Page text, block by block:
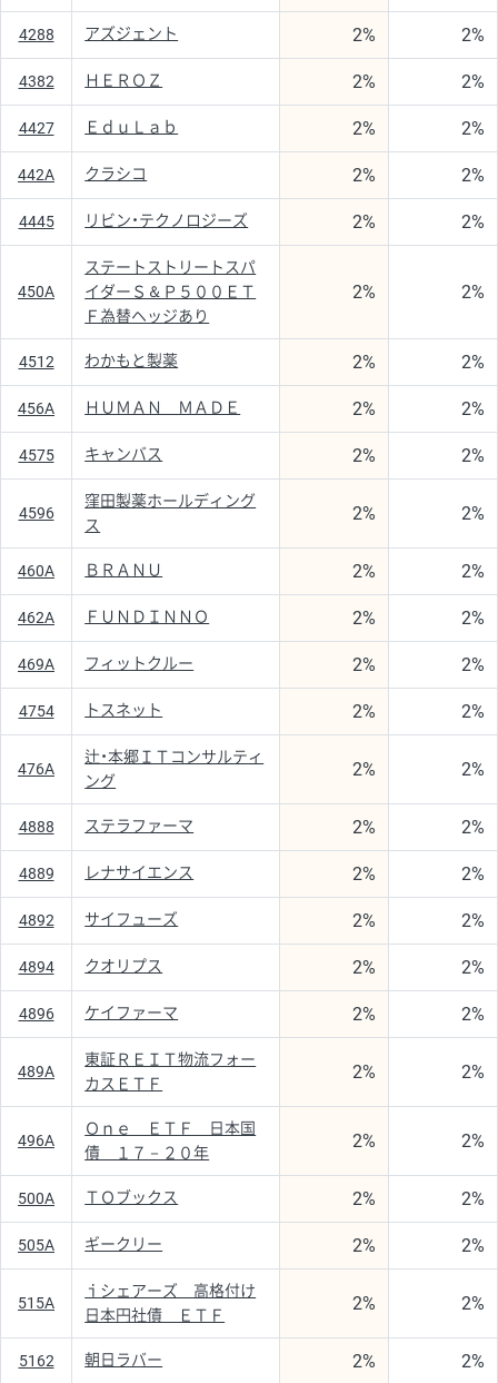
4288 アズジェント 2% 2%
4382 ＨＥＲＯＺ 2% 2%
4427 ＥｄｕＬａｂ 2% 2%
442A クラシコ 2% 2%
4445 リビン・テクノロジーズ 2% 2%
450A
ステートストリートスパ
イダーＳ＆Ｐ５００ＥＴ
Ｆ為替ヘッジあり
2% 2%
4512 わかもと製薬 2% 2%
456A ＨＵＭＡＮ ＭＡＤＥ 2% 2%
4575 キャンバス 2% 2%
4596
窪田製薬ホールディング
ス
2% 2%
460A ＢＲＡＮＵ 2% 2%
462A ＦＵＮＤＩＮＮＯ 2% 2%
469A フィットクルー 2% 2%
4754 トスネット 2% 2%
476A
辻・本郷ＩＴコンサルティ
ング
2% 2%
4888 ステラファーマ 2% 2%
4889 レナサイエンス 2% 2%
4892 サイフューズ 2% 2%
4894 クオリプス 2% 2%
4896 ケイファーマ 2% 2%
489A
東証ＲＥＩＴ物流フォー
カスＥＴＦ
2% 2%
496A
Ｏｎｅ ＥＴＦ 日本国
債 １７－２０年
2% 2%
500A ＴＯブックス 2% 2%
505A ギークリー 2% 2%
515A
ｉシェアーズ 高格付け
日本円社債 ＥＴＦ
2% 2%
5162 朝日ラバー 2% 2%